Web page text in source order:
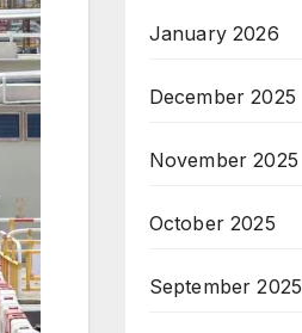
January 2026
December 2025
November 2025
October 2025
September 2025